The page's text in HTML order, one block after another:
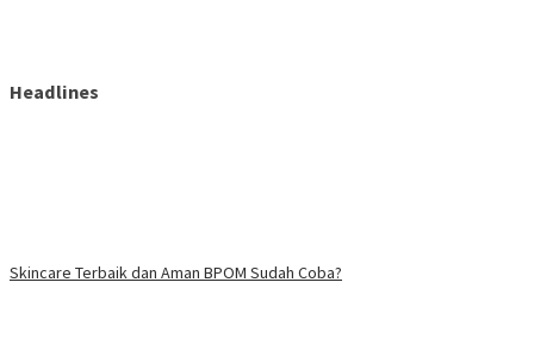
Headlines
Skincare Terbaik dan Aman BPOM Sudah Coba?